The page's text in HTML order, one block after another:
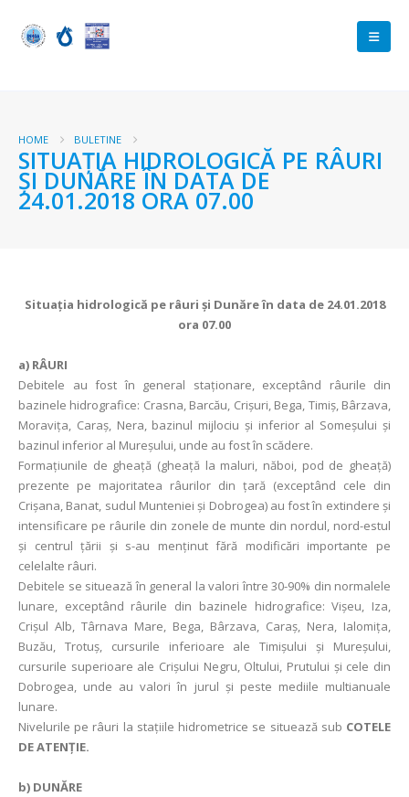
HOME BULETINE
SITUAŢIA HIDROLOGICĂ PE RÂURI
ŞI DUNĂRE ÎN DATA DE
24.01.2018 ORA 07.00
Situaţia hidrologică pe râuri şi Dunăre în data de 24.01.2018
ora 07.00
a) RÂURI
Debitele au fost în general staționare, exceptând râurile din
bazinele hidrografice: Crasna, Barcău, Crișuri, Bega, Timiș, Bârzava,
Moravița, Caraș, Nera, bazinul mijlociu și inferior al Someșului și
bazinul inferior al Mureșului, unde au fost în scădere.
Formaţiunile de gheaţă (gheaţă la maluri, năboi, pod de gheaţă)
prezente pe majoritatea râurilor din ţară (exceptând cele din
Crişana, Banat, sudul Munteniei și Dobrogea) au fost în extindere și
intensificare pe râurile din zonele de munte din nordul, nord-estul
și centrul țării și s-au menținut fără modificări importante pe
celelalte râuri.
Debitele se situează în general la valori între 30-90% din normalele
lunare, exceptând râurile din bazinele hidrografice: Vişeu, Iza,
Crișul Alb, Târnava Mare, Bega, Bârzava, Caraș, Nera, Ialomița,
Buzău, Trotuș, cursurile inferioare ale Timișului și Mureșului,
cursurile superioare ale Crișului Negru, Oltului, Prutului și cele din
Dobrogea, unde au valori în jurul și peste mediile multianuale
lunare.
Nivelurile pe râuri la staţiile hidrometrice se situează sub COTELE
DE ATENŢIE.
b) DUNĂRE